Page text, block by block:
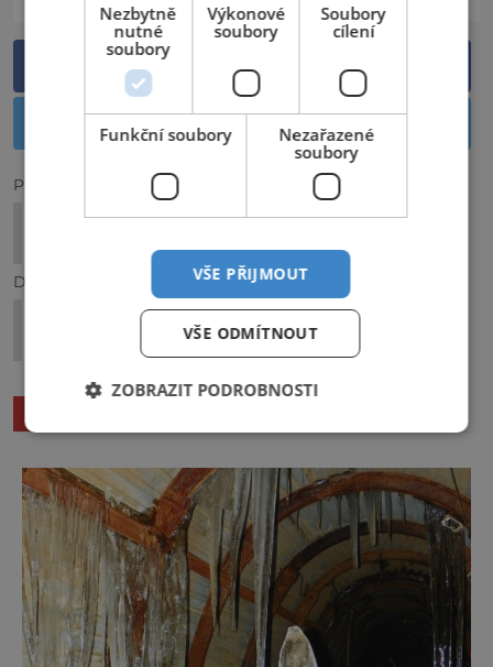
Sdílet na Facebooku
Předchozí článek
Ze svahů Krušných hor rovnou do wellness
Další článek
Santiago de Compostela: Pouť plná bolesti i
Nezbytně
nutné
soubory
Výkonové
soubory
Soubory
cílení
Funkční soubory
Nezařazené
soubory
VŠE PŘIJMOUT
VŠE ODMÍTNOUT
ZOBRAZIT PODROBNOSTI